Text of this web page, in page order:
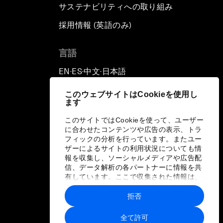
このウェブサイトはCookieを使用し
ます
このサイトではCookieを使って、ユーザー
に合わせたコンテンツや広告の表示、トラ
フィックの分析を行っています。またユー
ザーによるサイトの利用状況についても情
報を収集し、ソーシャルメディアや広告配
信、データ解析の各パートナーに情報を共
有しています。ここで収集された情報は、
ユーザーが各パートナーに提供した他の情
報や各パートナーのサービスを使用した際
に収集された情報と組み合わされ、各パー
トナーによって使用されることがありま
全て許可
拒否
サステナビリティへの取り組み
採用情報 (英語のみ)
言語
EN ▪ ES▪中文▪ 日本語